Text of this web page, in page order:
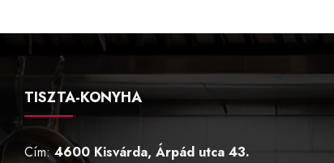
TISZTA-KONYHA
Cím:4600 Kisvárda, Árpád utca 43.